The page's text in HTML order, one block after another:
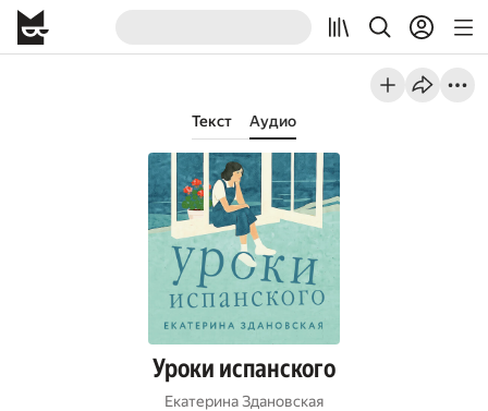
Текст Аудио
Уроки испанского
Екатерина Здановская